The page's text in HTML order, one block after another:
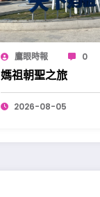
鷹眼時報 0
媽祖朝聖之旅
2026-08-05